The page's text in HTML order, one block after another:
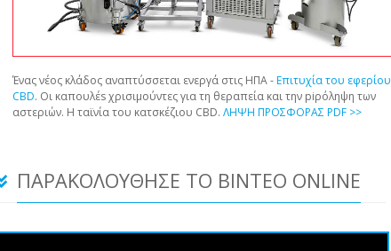
Ένας νέος κλάδος αναπτύσσεται ενεργά στις ΗΠΑ -Επιτυχία του εφερίου
CBD. Οι καπουλέs χρισιμούντες για τη θεραπεία και την piρόληψη των
αστεριών. Η ταϊνία του κατσκέζιου CBD. ΛΗΨΗ ΠΡΟΣΦΟΡΑΣ PDF >>
ΠΑΡΑΚΟΛΟΎΘΗΣΕ ΤΟ ΒΊΝΤΕΟ ONLINE